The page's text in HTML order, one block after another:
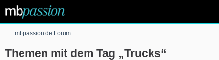
mbpassion.de Forum
Themen mit dem Tag „Trucks“